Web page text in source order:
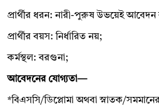
প্রার্থীর ধরন: নারী-পুরুষ উভয়েই
প্রার্থীর বয়স: নির্ধারিত নয়;
কর্মস্থল: বরগুনা;
আবেদনের যোগ্যতা—
*বিএসসি/ডিপ্লোমা অথবা স্নাতক/